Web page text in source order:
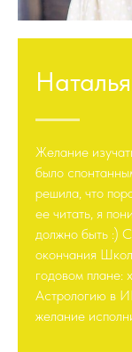
Желание
было
решила, что
ее читать, я
должно быть :)
окончания
годовом плане:
Астрологию в
желание